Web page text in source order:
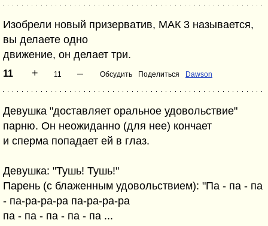
Изобрели новый призерватив, МАК 3 называется,
вы делаете одно
движение, он делает три.
11 + 11 – Обсудить Поделиться Dawson
Девушка "доставляет оральное удовольствие"
парню. Он неожиданно (для нее) кончает
и сперма попадает ей в глаз.
Девушка: "Тушь! Тушь!"
Парень (с блаженным удовольствием): "Па - па - па
- па-ра-ра-ра па-ра-ра-ра
па - па - па - па - па ...